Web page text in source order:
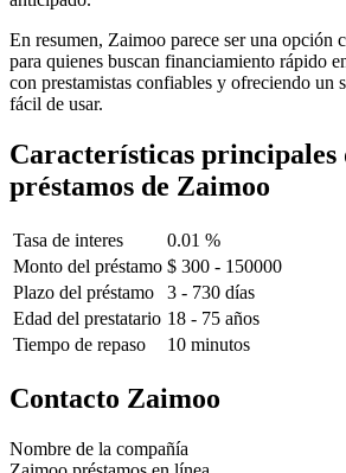
En resumen, Zaimoo parece ser una opción
para quienes buscan financiamiento rápido
con prestamistas confiables y ofreciendo un
fácil de usar.
Características principales
préstamos de Zaimoo
Tasa de interes
0.01 %
Monto del préstamo $ 300 - 150000
Plazo del préstamo
3 - 730 días
Edad del prestatario 18 - 75 años
Tiempo de repaso
10 minutos
Contacto Zaimoo
Nombre de la compañía